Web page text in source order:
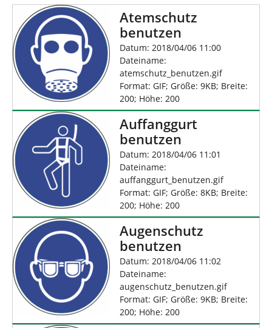
n
i
e
r
Atemschutz
benutzen
Datum: 2018/04/06 11:00
Dateiname:
atemschutz_benutzen.gif
Format: GIF; Größe: 9KB; Breite:
200; Höhe: 200
Auffanggurt
benutzen
Datum: 2018/04/06 11:01
Dateiname:
auffanggurt_benutzen.gif
Format: GIF; Größe: 8KB; Breite:
200; Höhe: 200
Augenschutz
benutzen
Datum: 2018/04/06 11:02
Dateiname:
augenschutz_benutzen.gif
Format: GIF; Größe: 9KB; Breite:
200; Höhe: 200